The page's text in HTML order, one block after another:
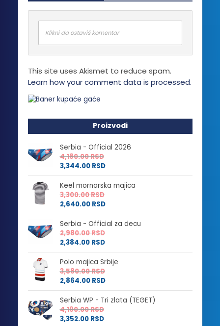
Opcije
mogu
biti
izabrane
na
stranici
Klikni da ostaviš komentar
This site uses Akismet to reduce spam.
Learn how your comment data is processed.
Proizvodi
Serbia - Official 2026
4,180.00RSD
3,344.00 RSD
Keel mornarska majica
3,300.00RSD
2,640.00 RSD
Serbia - Official za decu
2,980.00RSD
2,384.00 RSD
Polo majica Srbije
3,580.00RSD
2,864.00 RSD
Serbia WP - Tri zlata (TEGET)
4,190.00RSD
3,352.00 RSD